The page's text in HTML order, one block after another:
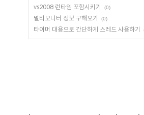
vs2008 런타임 포함시키기 (0)
멀티모니터 정보 구해오기 (0)
타이머 대용으로 간단하게 스레드 사용하기